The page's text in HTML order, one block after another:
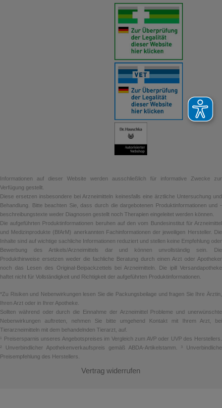
Informationen auf dieser Website werden ausschließlich für informative Zwecke zur
Verfügung gestellt.
Diese ersetzen insbesondere bei Arzneimitteln keinesfalls eine ärztliche Untersuchung und
Behandlung. Bitte beachten Sie, dass durch die dargebotenen Produktinformationen und -
beschreibungstexte weder Diagnosen gestellt noch Therapien eingeleitet werden können.
Die aufgeführten Produktinformationen beruhen auf den vom Bundesinstitut für Arzneimittel
und Medizinprodukte (BfArM) anerkannten Fachinformationen der jeweiligen Hersteller. Die
Inhalte sind auf wichtige sachliche Informationen reduziert und stellen keine Empfehlung oder
Bewerbung des Artikels/Arzneimittels dar und können unvollständig sein. Die
Produkthinweise ersetzen weder die fachliche Beratung durch einen Arzt oder Apotheker
noch das Lesen des Original-Beipackzettels bei Arzneimitteln. Die ipill Versandapotheke
haftet nicht für Vollständigkeit und Richtigkeit der aufgeführten Produktinformationen.
*Zu Risiken und Nebenwirkungen lesen Sie die Packungsbeilage und fragen Sie Ihre Ärztin,
Ihren Arzt oder in Ihrer Apotheke.
Sollten während oder durch die Einnahme der Arzneimittel Probleme und unerwünschte
Nebenwirkungen auftreten, nehmen Sie bitte umgehend Kontakt mit Ihrem Arzt, bei
Tierarzneimitteln mit dem behandelnden Tierarzt, auf.
¹ Preisersparnis unseres Angebotspreises im Vergleich zum AVP oder UVP des Herstellers.
² Unverbindlicher Apothekenverkaufspreis gemäß ABDA-Artikelstamm. ³ Unverbindliche
Preisempfehlung des Herstellers.
Vertrag widerrufen